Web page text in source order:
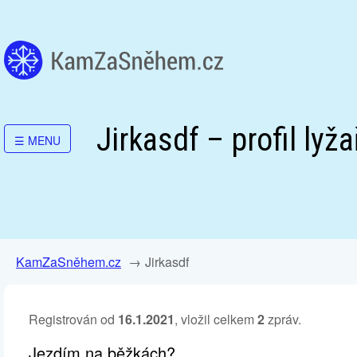
☰ MENU Jirkasdf – profil
KamZaSněhem.cz Jirkasdf
Registrován od 16.1.2021, vložil celkem2zpráv.